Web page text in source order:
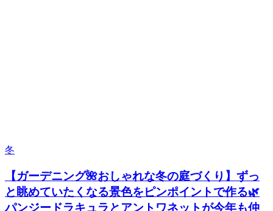
冬
【ガーデニング🌺おしゃれな冬の庭づくり】ずっ
と眺めていたくなる景色をピンポイントで作る🌿
パンジードラキュラとアントワネットが今年も仲